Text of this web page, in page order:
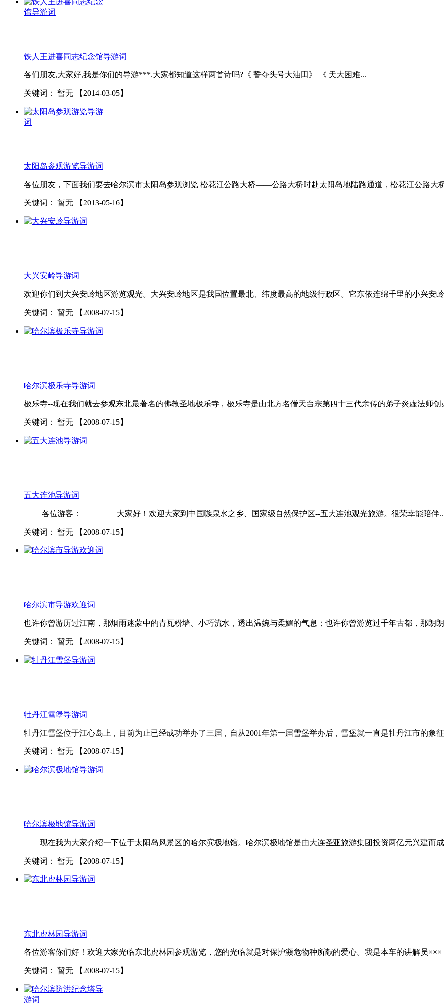
铁人王进喜同志纪念馆导游词
各们朋友,大家好,我是你们的导游***.大家都知道这样两首诗吗?《 誓夺头号大油田》 《 天大困难...
关键词： 暂无 【2014-03-05】
太阳岛参观游览导游词
各位朋友，下面我们要去哈尔滨市太阳岛参观浏览 松花江公路大桥——公路大桥时赴太阳岛地陆路通道，松花江公路大
关键词： 暂无 【2013-05-16】
大兴安岭导游词
欢迎你们到大兴安岭地区游览观光。大兴安岭地区是我国位置最北、纬度最高的地级行政区。它东依连绵千里的小兴安
关键词： 暂无 【2008-07-15】
哈尔滨极乐寺导游词
极乐寺--现在我们就去参观东北最著名的佛教圣地极乐寺，极乐寺是由北方名僧天台宗第四十三代亲传的弟子炎虚法师创
关键词： 暂无 【2008-07-15】
五大连池导游词
各位游客： 大家好！欢迎大家到中国嗾泉水之乡、国家级自然保护区--五大连池观光旅游。很荣幸能陪伴...
关键词： 暂无 【2008-07-15】
哈尔滨市导游欢迎词
也许你曾游历过江南，那烟雨迷蒙中的青瓦粉墙、小巧流水，透出温婉与柔媚的气息；也许你曾游览过千年古都，那朗
关键词： 暂无 【2008-07-15】
牡丹江雪堡导游词
牡丹江雪堡位于江心岛上，目前为止已经成功举办了三届，自从2001年第一届雪堡举办后，雪堡就一直是牡丹江市的象
关键词： 暂无 【2008-07-15】
哈尔滨极地馆导游词
现在我为大家介绍一下位于太阳岛风景区的哈尔滨极地馆。哈尔滨极地馆是由大连圣亚旅游集团投资两亿元兴建而
关键词： 暂无 【2008-07-15】
东北虎林园导游词
各位游客你们好！欢迎大家光临东北虎林园参观游览，您的光临就是对保护濒危物种所献的爱心。我是本车的讲解员×××
关键词： 暂无 【2008-07-15】